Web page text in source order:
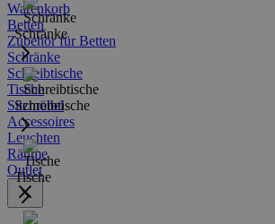
Warenkorb
Schränke
Schreibtische
Tische
Betten
Zubehör für Betten
Schränke
Schreibtische
Tische
Sitzmöbel
Accessoires
Leuchten
Räume
Outlet